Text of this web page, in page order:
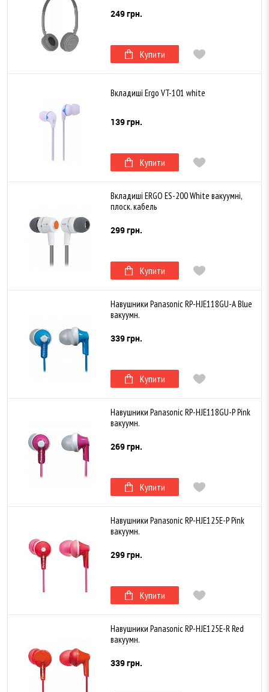
249 грн.
Купити
Вкладиші Ergo VT-101 white
139 грн.
Купити
Вкладиші ERGO ES-200 White вакуумні,
плоск. кабель
299 грн.
Купити
Навушники Panasonic RP-HJE118GU-A Blue
вакуумн.
339 грн.
Купити
Навушники Panasonic RP-HJE118GU-P Pink
вакуумн.
269 грн.
Купити
Навушники Panasonic RP-HJE125E-P Pink
вакуумн.
299 грн.
Купити
Навушники Panasonic RP-HJE125E-R Red
вакуумн.
339 грн.